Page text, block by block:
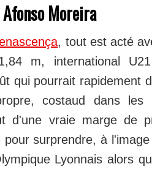
Moreira
, tout est acté
m, international
qui pourrait rapidement
costaud dans
d'une vraie marge de
surprendre, à
Lyonnais alors